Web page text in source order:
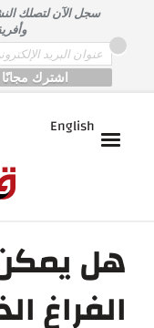
المحتوى
سجل الآن لتصلك
Email
*
English
هل
الفراغ